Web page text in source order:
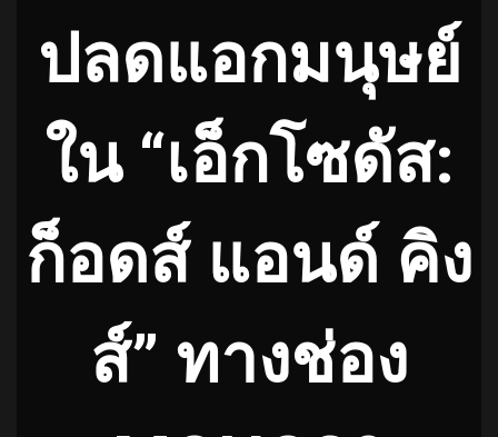
ปลดแอกมนุษย์
ใน “เอ็กโซดัส:
ก็อดส์ แอนด์ คิง
ส์” ทางช่อง